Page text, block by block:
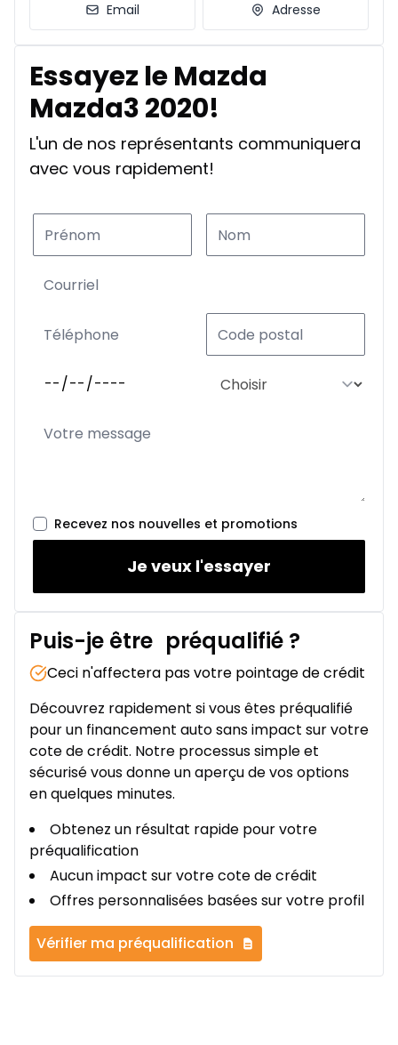
Email Adresse
Essayez le Mazda
Mazda3 2020!
L'un de nos représentants communiquera
avec vous rapidement!
Recevez nos nouvelles et promotions
Je veux l'essayer
Puis-je être préqualifié ?
Ceci n'affectera pas votre pointage de crédit
Découvrez rapidement si vous êtes préqualifié
pour un financement auto sans impact sur votre
cote de crédit. Notre processus simple et
sécurisé vous donne un aperçu de vos options
en quelques minutes.
Obtenez un résultat rapide pour votre
préqualification
Aucun impact sur votre cote de crédit
Offres personnalisées basées sur votre profil
Vérifier ma préqualification